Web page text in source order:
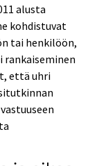
alusta
kohdistuvat
tai henkilöön,
rankaiseminen
että uhri